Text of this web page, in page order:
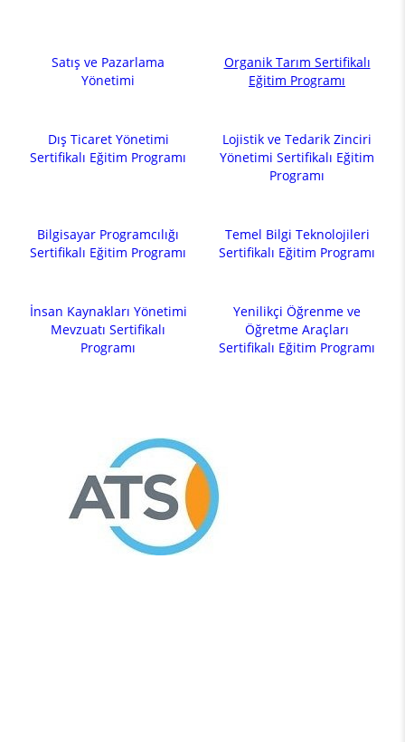
Satış ve Pazarlama
Yönetimi
Organik Tarım Sertifikalı
Eğitim Programı
Dış Ticaret Yönetimi
Sertifikalı Eğitim Programı
Lojistik ve Tedarik Zinciri
Yönetimi Sertifikalı Eğitim
Programı
Bilgisayar Programcılığı
Sertifikalı Eğitim Programı
Temel Bilgi Teknolojileri
Sertifikalı Eğitim Programı
İnsan Kaynakları Yönetimi
Mevzuatı Sertifikalı
Programı
Yenilikçi Öğrenme ve
Öğretme Araçları
Sertifikalı Eğitim Programı